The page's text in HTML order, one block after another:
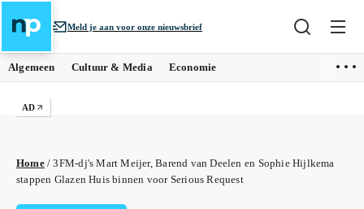
Meld je aan voor onze nieuwsbrief
Algemeen Cultuur & Media Economie
AD
Home/3FM-dj's Mart Meijer, Barend van Deelen en Sophie Hijlkema
stappen Glazen Huis binnen voor Serious Request